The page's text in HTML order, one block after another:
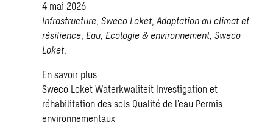
4 mai 2026
Infrastructure,Sweco Loket,Adaptation au climat et
résilience, Eau, Ecologie & environnement,Sweco
Loket,
En savoir plus
Sweco LoketWaterkwaliteit Investigation et
réhabilitation des sols Qualité de l’eau Permis
environnementaux